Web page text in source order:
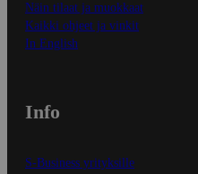
Näin tilaat ja muokkaat
Kaikki ohjeet ja vinkit
In English
Info
S-Business yrityksille